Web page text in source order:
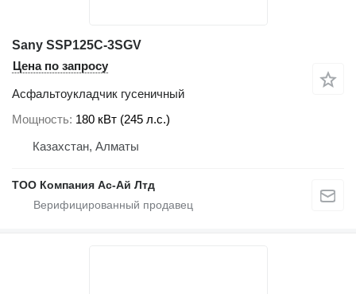
Sany SSP125C-3SGV
Цена по запросу
Асфальтоукладчик гусеничный
Мощность 180 кВт (245 л.с.)
Казахстан, Алматы
ТОО Компания Ас-Ай Лтд